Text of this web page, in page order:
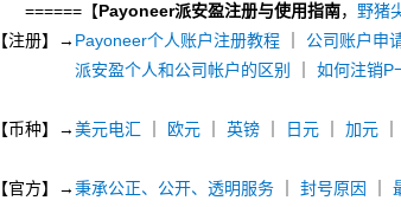
======【Payoneer派安盈注册与使用指南， 野猪
【注册】→ Payoneer个人账户注册教程 公司账户申
派安盈个人和公司帐户的区别
｜如何注销P
【币种】→美元电汇 欧元 ｜英镑 日元 ｜加元
【官方】→秉承公正、公开、透明服务 ｜封号原因 ｜